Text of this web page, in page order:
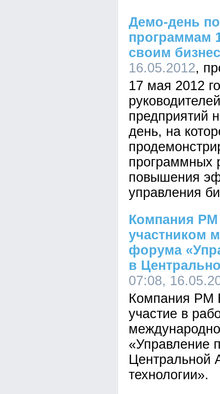
Демо-день
программам
своим
16.05.2012
17 мая 2012
предприятий
день, на
программных
повышения
управления
Компания
участником
форума
в
07:08,
Компания PM
участие в
«Управление
Центральной
технологии».